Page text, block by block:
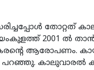
തോറ്റത്
2001 ല്‍
ആരോപണം.
പറഞ്ഞു.